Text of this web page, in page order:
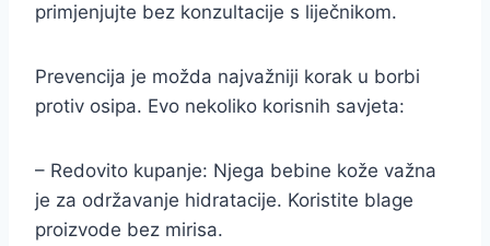
primjenjujte bez konzultacije s liječnikom.
Prevencija je možda najvažniji korak u borbi
protiv osipa. Evo nekoliko korisnih savjeta:
– Redovito kupanje: Njega bebine kože važna
je za održavanje hidratacije. Koristite blage
proizvode bez mirisa.